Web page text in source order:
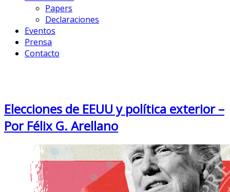
Papers
Declaraciones
Eventos
Prensa
Contacto
Elecciones de EEUU y política exterior –
Por Félix G. Arellano